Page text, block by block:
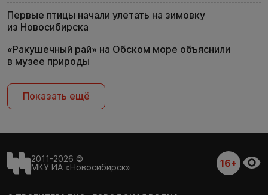
Первые птицы начали улетать на зимовку
из Новосибирска
«Ракушечный рай» на Обском море объяснили
в музее природы
Показать ещё
2011-2026 ©
МКУ ИА «Новосибирск»
16+